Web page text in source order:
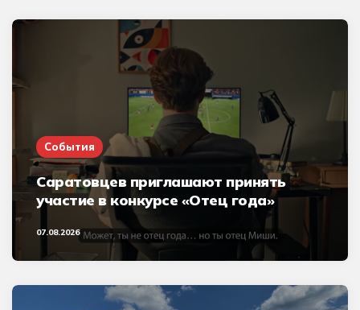
События
Саратовцев приглашают принять
участие в конкурсе «Отец года»
07.08.2026